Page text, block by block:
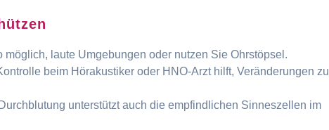
möglich, laute Umgebungen oder nutzen Sie Ohrstöpsel.
beim Hörakustiker oder HNO-Arzt hilft, Veränderungen zu
unterstützt auch die empfindlichen Sinneszellen im